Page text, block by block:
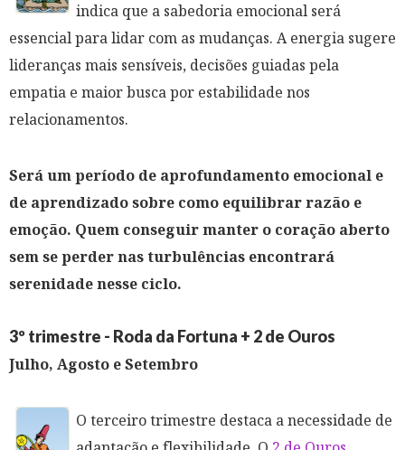
indica que a sabedoria emocional será
essencial para lidar com as mudanças. A energia sugere
lideranças mais sensíveis, decisões guiadas pela
empatia e maior busca por estabilidade nos
relacionamentos.
Será um período de aprofundamento emocional e
de aprendizado sobre como equilibrar razão e
emoção. Quem conseguir manter o coração aberto
sem se perder nas turbulências encontrará
serenidade nesse ciclo.
3º trimestre - Roda da Fortuna + 2 de Ouros
Julho, Agosto e Setembro
O terceiro trimestre destaca a necessidade de